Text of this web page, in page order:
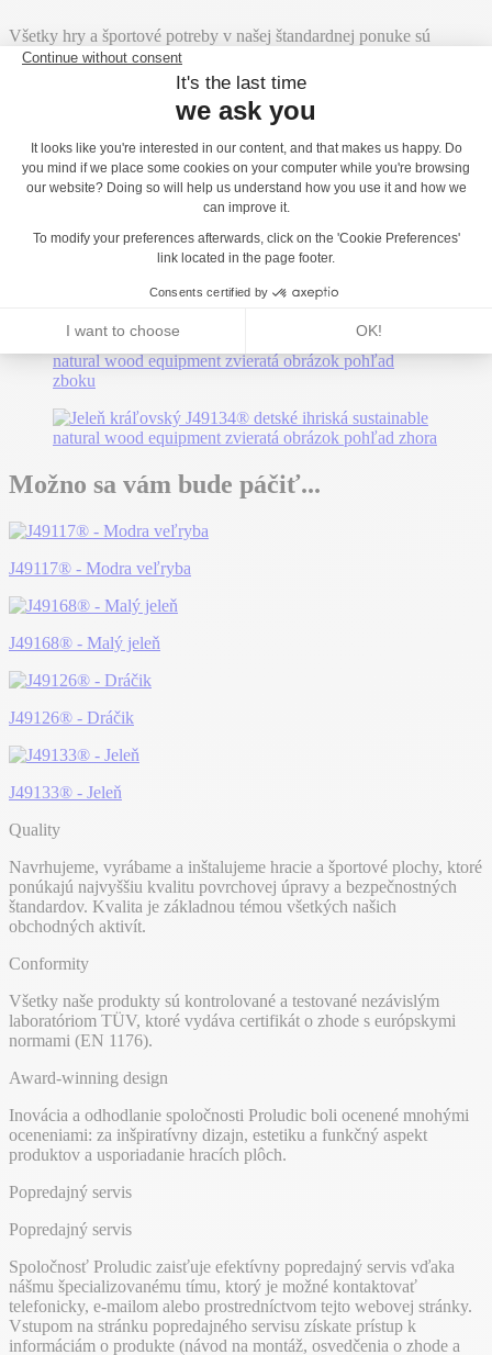
Všetky hry a športové potreby v našej štandardnej ponuke sú
certifikované nezávislým laboratóriom.
Možno sa vám bude páčiť...
J49117® - Modra veľryba
J49168® - Malý jeleň
J49126® - Dráčik
J49133® - Jeleň
Quality
Navrhujeme, vyrábame a inštalujeme hracie a športové plochy, ktoré
ponúkajú najvyššiu kvalitu povrchovej úpravy a bezpečnostných
štandardov. Kvalita je základnou témou všetkých našich
obchodných aktivít.
Conformity
Všetky naše produkty sú kontrolované a testované nezávislým
laboratóriom TÜV, ktoré vydáva certifikát o zhode s európskymi
normami (EN 1176).
Award-winning design
Inovácia a odhodlanie spoločnosti Proludic boli ocenené mnohými
oceneniami: za inšpiratívny dizajn, estetiku a funkčný aspekt
produktov a usporiadanie hracích plôch.
Popredajný servis
Popredajný servis
Spoločnosť Proludic zaisťuje efektívny popredajný servis vďaka
nášmu špecializovanému tímu, ktorý je možné kontaktovať
telefonicky, e-mailom alebo prostredníctvom tejto webovej stránky.
Vstupom na stránku popredajného servisu získate prístup k
informáciám o produkte (návod na montáž, osvedčenia o zhode a